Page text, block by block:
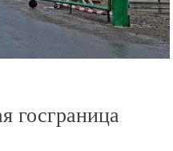
госграница